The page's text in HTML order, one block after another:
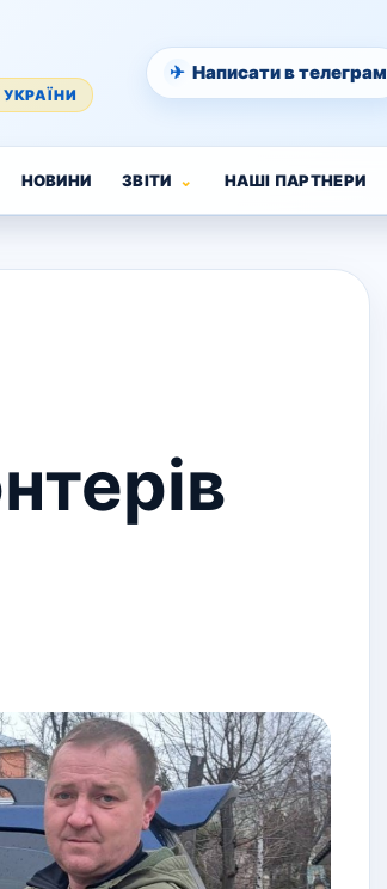
✈ Написати в телеграм
НОВИНИ ЗВІТИ НАШІ ПАРТНЕРИ